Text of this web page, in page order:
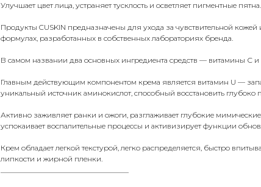
Улучшает цвет лица, устраняет тусклость и осветляет пигментные пятна.
Продукты CUSKIN предназначены для ухода за чувствительной
формулах, разработанных в собственных лабораториях бренда.
В самом названии два основных ингредиента средств — витамины С и
Главным действующим компонентом крема является витамин U —
уникальный источник аминокислот, способный восстановить
Активно заживляет ранки и ожоги, разглаживает глубокие
успокаивает воспалительные процессы и активизирует функции
Крем обладает легкой текстурой, легко распределяется, быстро
липкости и жирной пленки.